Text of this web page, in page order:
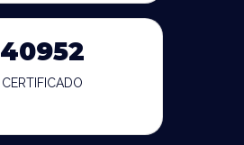
40952
CERTIFICADO